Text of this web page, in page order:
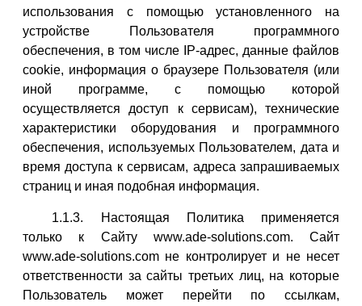
использования с помощью установленного на
устройстве Пользователя программного
обеспечения, в том числе IP-адрес, данные файлов
cookie, информация о браузере Пользователя (или
иной программе, с помощью которой
осуществляется доступ к сервисам), технические
характеристики оборудования и программного
обеспечения, используемых Пользователем, дата и
время доступа к сервисам, адреса запрашиваемых
страниц и иная подобная информация.
1.1.3. Настоящая Политика применяется
только к Сайту www.ade-solutions.com. Сайт
www.ade-solutions.com не контролирует и не несет
ответственности за сайты третьих лиц, на которые
Пользователь может перейти по ссылкам,